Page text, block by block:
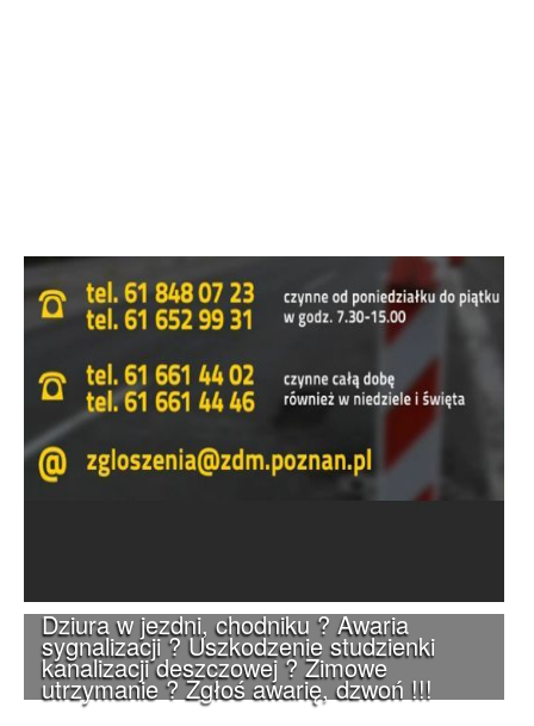
Dziura w jezdni, chodniku ? Awaria
sygnalizacji ? Uszkodzenie studzienki
kanalizacji deszczowej ? Zimowe
utrzymanie ? Zgłoś awarię, dzwoń !!!